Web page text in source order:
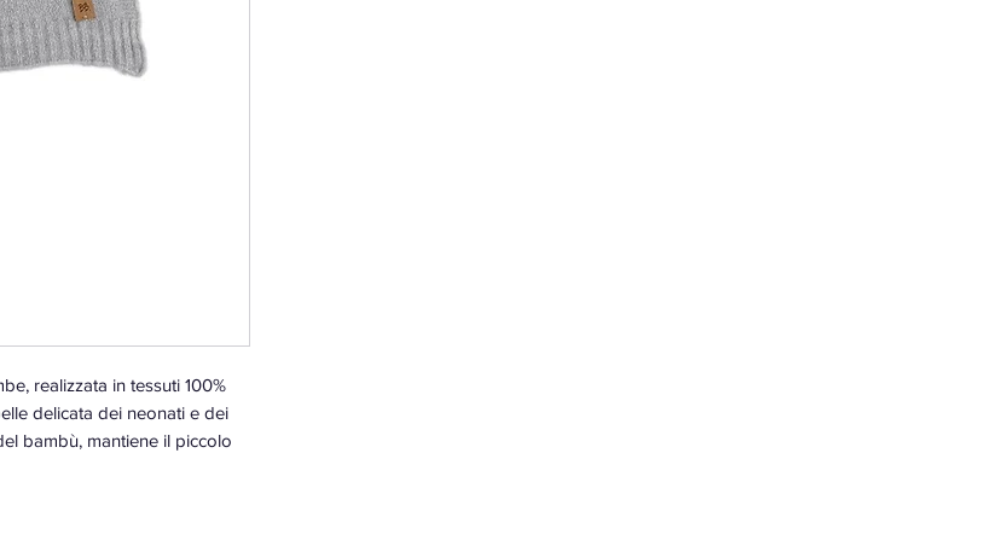
realizzata in tessuti 100%
delicata dei neonati e dei
bambù, mantiene il piccolo